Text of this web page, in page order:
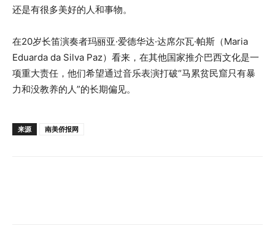
还是有很多美好的人和事物。
在20岁长笛演奏者玛丽亚·爱德华达·达席尔瓦·帕斯（Maria
Eduarda da Silva Paz）看来，在其他国家推介巴西文化是一
项重大责任，他们希望通过音乐表演打破“马累贫民窟只有暴
力和没教养的人”的长期偏见。
来源 南美侨报网